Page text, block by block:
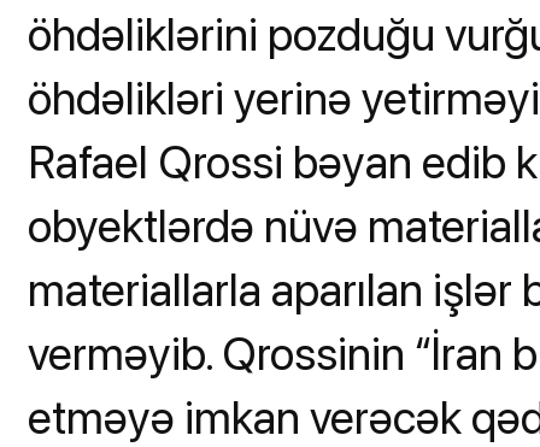
öhdəliklərini pozduğu
öhdəlikləri yerinə
Rafael Qrossi bəyan edib
obyektlərdə nüvə
materiallarla aparılan
verməyib. Qrossinin “İran
etməyə imkan verəcək